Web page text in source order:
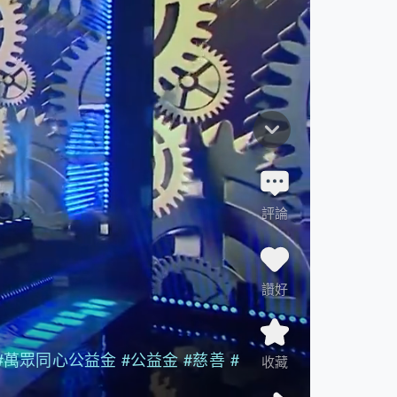
眾同心公益金 #公益金 #慈善 #
評論
讚好
收藏